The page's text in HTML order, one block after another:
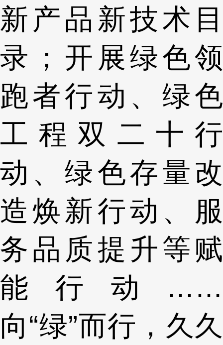
新产品新技术目
录；开展绿色领
跑者行动、绿色
工程双二十行
动、绿色存量改
造焕新行动、服
务品质提升等赋
能行动……
向“绿”而行，久久